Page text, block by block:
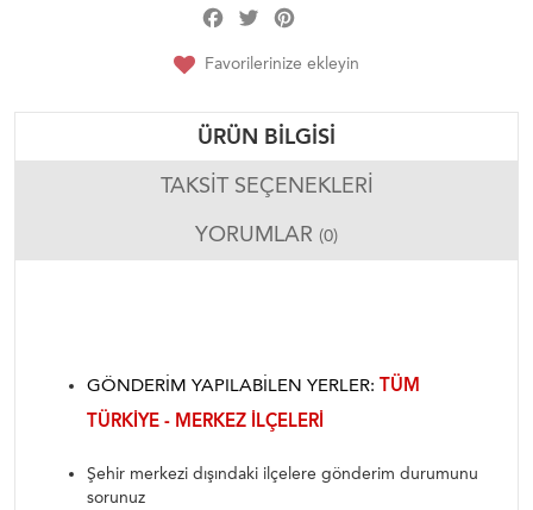
Facebook
Twitter
Favorilerinize ekleyin
ÜRÜN BILGISI
TAKSIT SEÇENEKLERI
YORUMLAR (0)
GÖNDERIM YAPILABILEN YERLER: TÜM
TÜRKIYE - MERKEZ ILÇELERI
Şehir merkezi dışındaki ilçelere gönderim durumunu
sorunuz